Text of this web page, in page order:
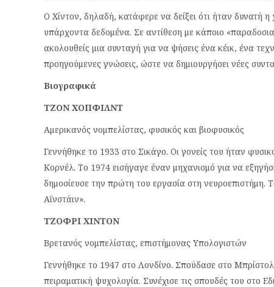
Ο Χίντον, δηλαδή, κατάφερε να δείξει ότι ήταν δυνατή
υπάρχοντα δεδομένα. Σε αντίθεση με κάποιο
ακολουθείς μια συνταγή για να ψήσεις ένα κέικ, ένα
προηγούμενες γνώσεις, ώστε να δημιουργήσει νέες
Βιογραφικά
ΤΖΟΝ ΧΟΠΦΙΛΝΤ
Αμερικανός νομπελίστας, φυσικός και βιοφυσικός
Γεννήθηκε το 1933 στο Σικάγο. Οι γονείς του ήταν
Κορνέλ. Το 1974 εισήγαγε έναν μηχανισμό για να
δημοσίευσε την πρώτη του εργασία στη νευροεπιστήμη.
Αϊνστάιν».
ΤΖΟΦΡΙ ΧΙΝΤΟΝ
Βρετανός νομπελίστας, επιστήμονας Υπολογιστών
Γεννήθηκε το 1947 στο Λονδίνο. Σπούδασε στο
πειραματική ψυχολογία. Συνέχισε τις σπουδές του στο